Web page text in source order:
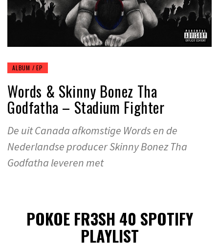
ALBUM / EP
Words & Skinny Bonez Tha
Godfatha – Stadium Fighter
De uit Canada afkomstige Words en de
Nederlandse producer Skinny Bonez Tha
Godfatha leveren met
POKOE FR3SH 40 SPOTIFY
PLAYLIST